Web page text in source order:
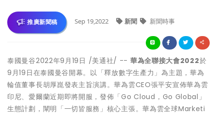
推廣新聞稿 Sep 19,2022 新聞 新聞時事
泰國曼谷2022年9月19日 /美通社/ -- 華為全聯接大會2022於
9月19日在泰國曼谷開幕。以「釋放數字生產力」為主題，華為
輪值董事長胡厚崑發表主旨演講。華為雲CEO張平安宣佈華為雲
印尼、愛爾蘭近期即將開服，發佈「Go Cloud，Go Global」
生態計劃，闡明「一切皆服務」核心主張。華為雲全球Marketi